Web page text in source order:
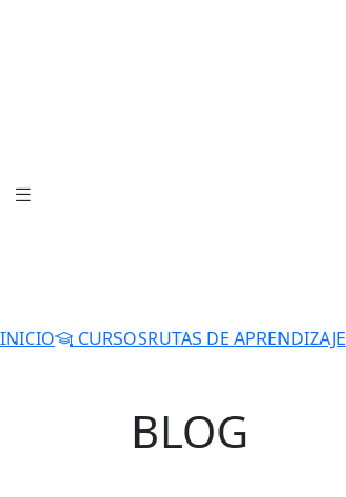
INICIO CURSOSRUTAS DE APRENDIZAJE
BLOG